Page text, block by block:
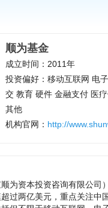
顺为基金
成立时间：2011年
投资偏好：移动互联网 电
交 教育 硬件 金融支付 医
其他
机构官网： http://
为资本投资咨询有限公司
过两亿美元，重点关注中